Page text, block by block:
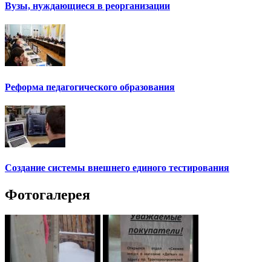
Вузы, нуждающиеся в реорганизации
Реформа педагогического образования
Создание системы внешнего единого тестирования
Фотогалерея